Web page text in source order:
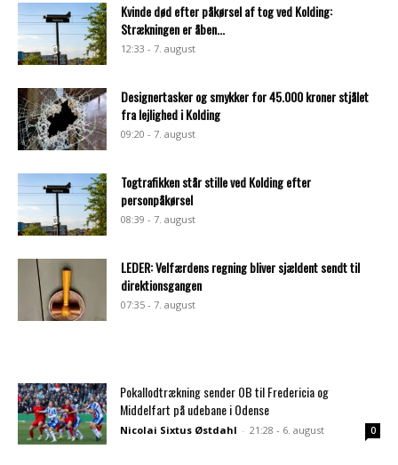
Kvinde død efter påkørsel af tog ved Kolding:
Strækningen er åben...
12:33 - 7. august
Designertasker og smykker for 45.000 kroner stjålet
fra lejlighed i Kolding
09:20 - 7. august
Togtrafikken står stille ved Kolding efter
personpåkørsel
08:39 - 7. august
LEDER: Velfærdens regning bliver sjældent sendt til
direktionsgangen
07:35 - 7. august
Pokallodtrækning sender OB til Fredericia og
Middelfart på udebane i Odense
Nicolai Sixtus Østdahl - 21:28 - 6. august 0